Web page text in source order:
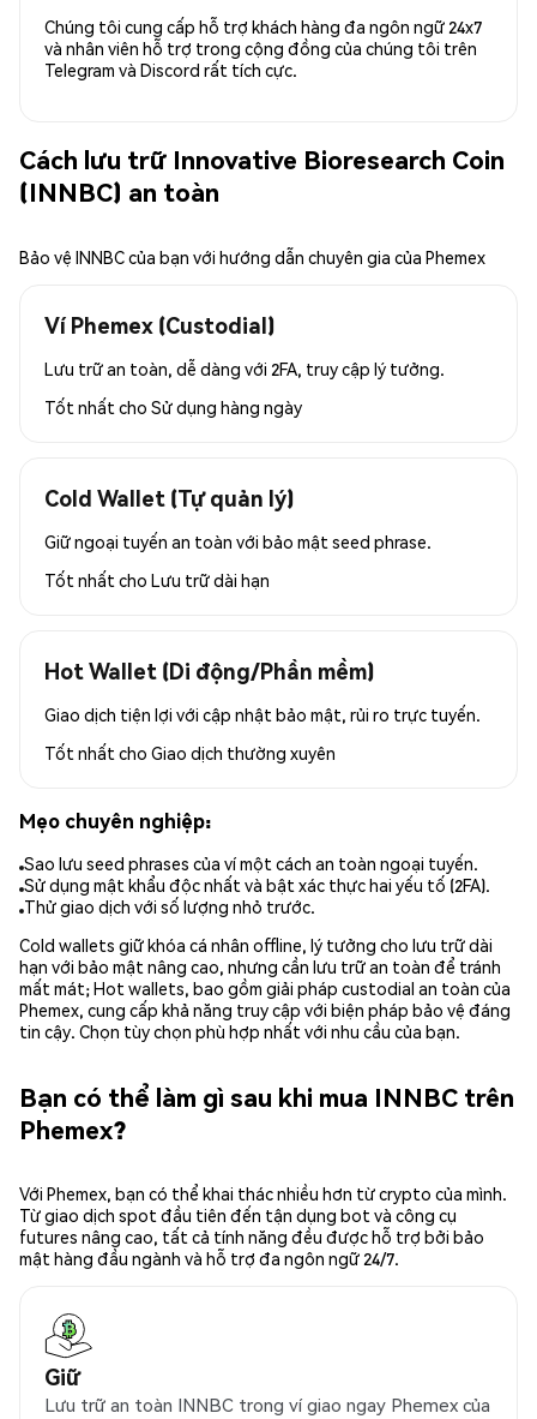
Chúng tôi cung cấp hỗ trợ khách hàng đa ngôn ngữ 24x7
và nhân viên hỗ trợ trong cộng đồng của chúng tôi trên
Telegram và Discord rất tích cực.
Cách lưu trữ Innovative Bioresearch Coin
(INNBC) an toàn
Bảo vệ INNBC của bạn với hướng dẫn chuyên gia của Phemex
Ví Phemex (Custodial)
Lưu trữ an toàn, dễ dàng với 2FA, truy cập lý tưởng.
Tốt nhất cho Sử dụng hàng ngày
Cold Wallet (Tự quản lý)
Giữ ngoại tuyến an toàn với bảo mật seed phrase.
Tốt nhất cho Lưu trữ dài hạn
Hot Wallet (Di động/Phần mềm)
Giao dịch tiện lợi với cập nhật bảo mật, rủi ro trực tuyến.
Tốt nhất cho Giao dịch thường xuyên
Mẹo chuyên nghiệp:
Sao lưu seed phrases của ví một cách an toàn ngoại tuyến.
Sử dụng mật khẩu độc nhất và bật xác thực hai yếu tố (2FA).
Thử giao dịch với số lượng nhỏ trước.
Cold wallets giữ khóa cá nhân offline, lý tưởng cho lưu trữ dài
hạn với bảo mật nâng cao, nhưng cần lưu trữ an toàn để tránh
mất mát; Hot wallets, bao gồm giải pháp custodial an toàn của
Phemex, cung cấp khả năng truy cập với biện pháp bảo vệ đáng
tin cậy. Chọn tùy chọn phù hợp nhất với nhu cầu của bạn.
Bạn có thể làm gì sau khi mua INNBC trên
Phemex?
Với Phemex, bạn có thể khai thác nhiều hơn từ crypto của mình.
Từ giao dịch spot đầu tiên đến tận dụng bot và công cụ
futures nâng cao, tất cả tính năng đều được hỗ trợ bởi bảo
mật hàng đầu ngành và hỗ trợ đa ngôn ngữ 24/7.
Giữ
Lưu trữ an toàn INNBC trong ví giao ngay Phemex của